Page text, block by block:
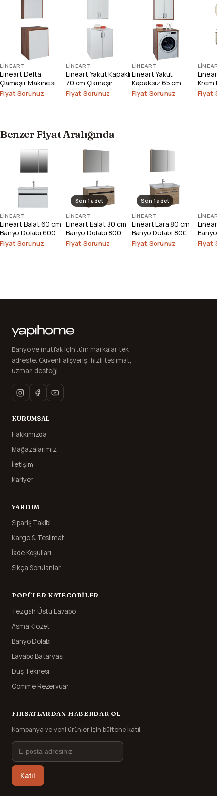
LINEART
Lineart Delta
Çamaşır Makinesi
Dolabı
Fiyat Sorunuz
LINEART
Lineart Yakut Kapaklı
70 cm Çamaşır
Makinesi Dolabı
Fiyat Sorunuz
LINEART
Lineart Yakut
Kapaksız 65 cm
Çamaşır Makinesi
Fiyat Sorunuz
Krem
1000
Fiyat
Benzer Fiyat Aralığında
LINEART
Lineart Balat 60 cm
Banyo Dolabı 600
Fiyat Sorunuz
Son 1 adet
LINEART
Lineart Balat 80 cm
Banyo Dolabı 800
Fiyat Sorunuz
Son 1 adet
LINEART
Lineart Lara 80 cm
Banyo Dolabı 800
Fiyat Sorunuz Fiyat
Banyo ve mutfak için tüm markalar tek
adreste. Güvenli alışveriş, hızlı teslimat,
uzman desteği.
KURUMSAL
Hakkımızda
Mağazalarımız
İletişim
Kariyer
YARDIM
Sipariş Takibi
Kargo & Teslimat
İade Koşulları
Sıkça Sorulanlar
POPÜLER KATEGORILER
Tezgah Üstü Lavabo
Asma Klozet
Banyo Dolabı
Lavabo Bataryası
Duş Teknesi
Gömme Rezervuar
FIRSATLARDAN HABERDAR OL
Kampanya ve yeni ürünler için bültene katıl.
Katıl